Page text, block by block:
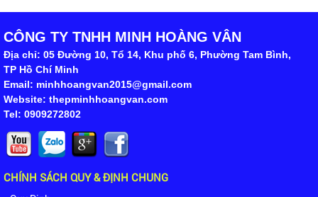
CÔNG TY TNHH MINH HOÀNG VÂN
Địa chỉ: 05 Đường 10, Tổ 14, Khu phố 6, Phường Tam Bình,
TP Hồ Chí Minh
Email: minhhoangvan2015@gmail.com
Website: thepminhhoangvan.com
Tel: 0909272802
CHÍNH SÁCH QUY & ĐỊNH CHUNG